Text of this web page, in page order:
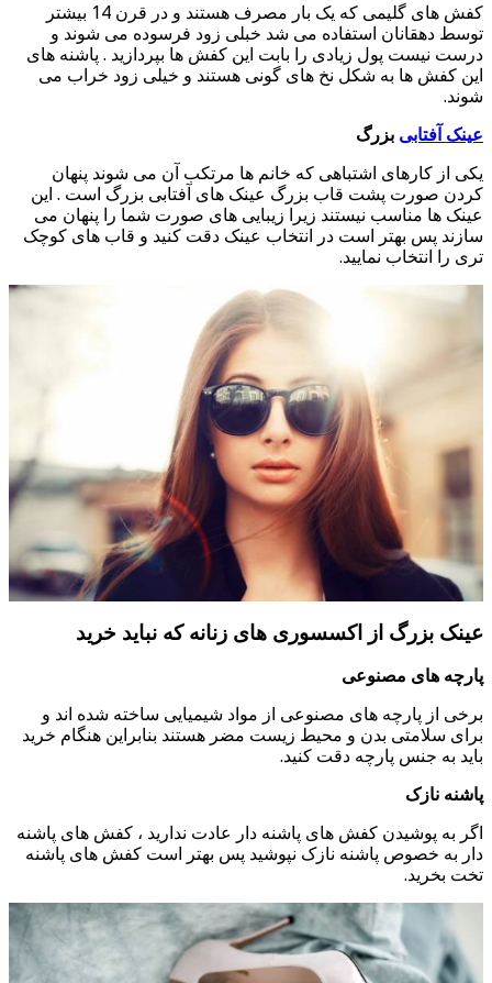
کفش های گلیمی که یک بار مصرف هستند و در قرن 14 بیشتر
توسط دهقانان استفاده می شد خبلی زود فرسوده می شوند و
درست نیست پول زیادی را بابت این کفش ها بپردازید . پاشنه های
این کفش ها به شکل نخ های گونی هستند و خیلی زود خراب می
شوند.
عینک آفتابی بزرگ
یکی از کارهای اشتباهی که خانم ها مرتکب آن می شوند پنهان
کردن صورت پشت قاب بزرگ عینک های آفتابی بزرگ است . این
عینک ها مناسب نیستند زیرا زیبایی های صورت شما را پنهان می
سازند پس بهتر است در انتخاب عینک دقت کنید و قاب های کوچک
تری را انتخاب نمایید.
عینک بزرگ از اکسسوری های زنانه که نباید خرید
پارچه های مصنوعی
برخی از پارچه های مصنوعی از مواد شیمیایی ساخته شده اند و
برای سلامتی بدن و محیط زیست مضر هستند بنابراین هنگام خرید
باید به جنس پارچه دقت کنید.
پاشنه نازک
اگر به پوشیدن کفش های پاشنه دار عادت ندارید ، کفش های پاشنه
دار به خصوص پاشنه نازک نپوشید پس بهتر است کفش های پاشنه
تخت بخرید.